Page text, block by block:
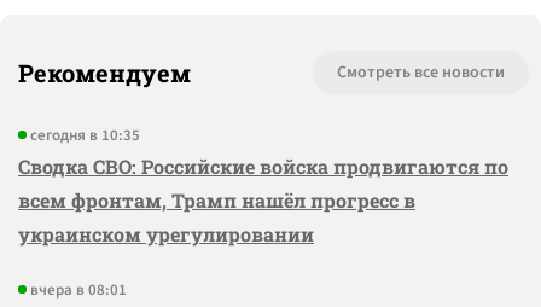
Рекомендуем Смотреть все новости
сегодня в 10:35
Сводка СВО: Российские войска продвигаются по
всем фронтам, Трамп нашёл прогресс в
украинском урегулировании
вчера в 08:01